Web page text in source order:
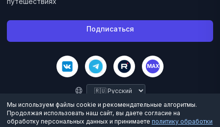
Подписаться
MAX
©2026Велес Вояж. Все права защищены.
Мы используем файлы cookie и рекомендательные алгоритмы.
Продолжая использовать наш сайт, вы даете согласие на
обработку персональных данных и принимаете политику обработки